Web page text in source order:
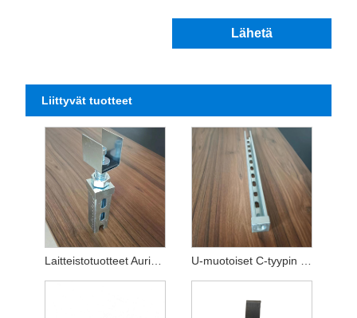
Lähetä
Liittyvät tuotteet
Laitteistotuotteet Aurinkosähköpidikkeiden tarvikkeet U-muotoiset C-tyypin epätyypilliset räätälöidyt leimausosat